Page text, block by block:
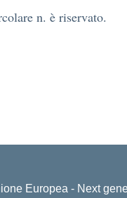
n. è riservato.